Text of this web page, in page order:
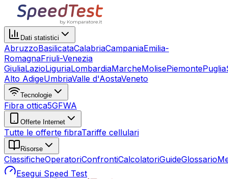
Dati statistici
AbruzzoBasilicataCalabriaCampaniaEmilia-
RomagnaFriuli-Venezia
GiuliaLazioLiguriaLombardiaMarcheMolisePiemontePuglia
Alto AdigeUmbriaValle d'AostaVeneto
Tecnologie
Fibra ottica5GFWA
Offerte Internet
Tutte le offerte fibraTariffe cellulari
Risorse
ClassificheOperatoriConfrontiCalcolatoriGuideGlossario
Esegui Speed Test